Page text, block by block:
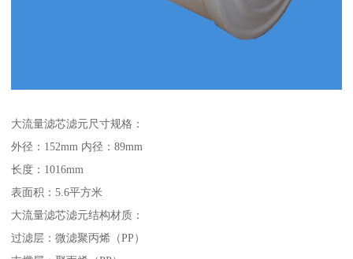
大流量滤芯滤元尺寸规格：
外径：152mm 内径：89mm
长度：1016mm
表面积：5.6平方米
大流量滤芯滤元结构材质：
过滤层：微滤聚丙烯（PP）